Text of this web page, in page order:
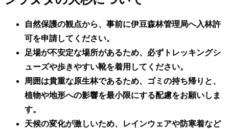
自然保護の観点から、事前に伊豆森林管理局へ入林許
可を申請してください。
足場が不安定な場所があるため、必ずトレッキングシ
ューズや歩きやすい靴を着用してください。
周囲は貴重な原生林であるため、ゴミの持ち帰りと、
植物や地形への影響を最小限にする配慮をお願いしま
す。
天候の変化が激しいため、レインウェアや防寒着など